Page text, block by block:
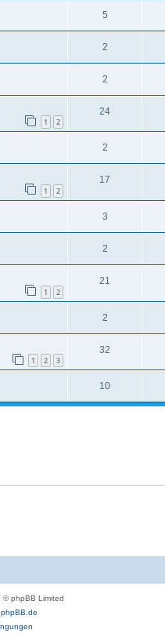
5
2
2
1 2
24
2
1 2
17
3
2
1 2
21
2
1 2 3
32
10
© phpBB Limited
phpBB.de